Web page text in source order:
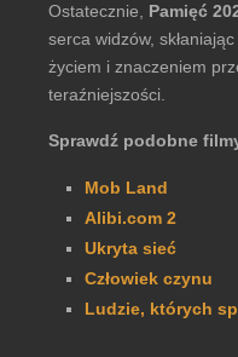
Ostatecznie, Pamięć
serca widzów,
życiem i znaczeniem
teraźniejszości.
Sprawdź podobne
Mob Land
Alibi.com 2
Ukryta sieć
Człowiek czynu
Ludzie, których